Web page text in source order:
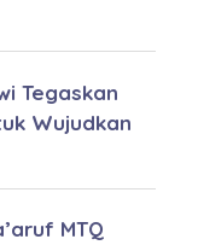
Tegaskan
Wujudkan
MTQ